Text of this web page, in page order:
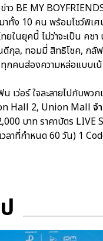
ว BE MY
ทั้ง 10 คน พร้อมโชว์พิเ
ยในยุคนี้ ไม่ว่าจะเป็น ค
ดีกุล, ทอมมี่ สิทธิโชค, ก
กคนส่องความหล่อแบบเ
เว่อร์ ใจละลายไปกับพว
Hall 2, Union Mall จ
บาท ราคาบัตร LIVE
วลาที่กำหนด 60 วัน) 1